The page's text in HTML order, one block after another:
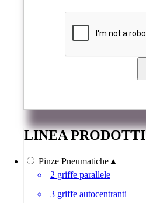
LINEA PRODOTTI
Pinze Pneumatiche ▲
2 griffe parallele
3 griffe autocentranti